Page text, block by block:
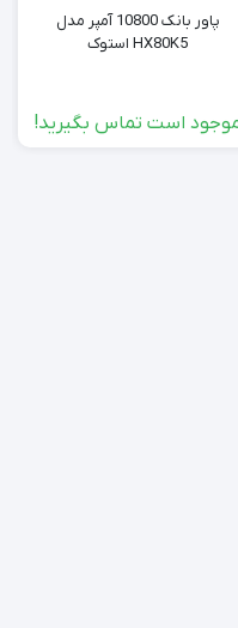
پاور بانک 10800 آمپر مدل
HX80K5 استوک
است تماس بگیرید!